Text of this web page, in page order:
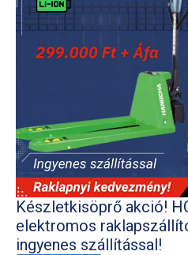
Készletkisöprő akció!
elektromos
ingyenes szállítással!